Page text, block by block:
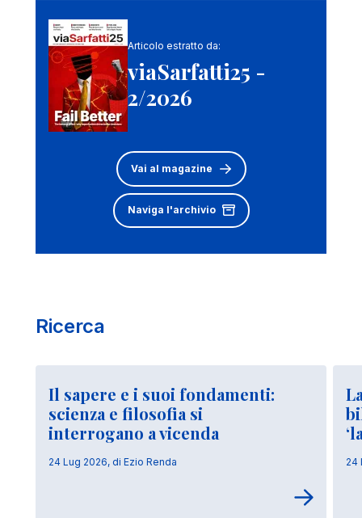
Articolo estratto da:
viaSarfatti25 -
2/2026
Vai al magazine
Naviga l'archivio
Ricerca
Il sapere e i suoi fondamenti:
scienza e filosofia si
interrogano a vicenda
24 Lug 2026, di Ezio Renda 24